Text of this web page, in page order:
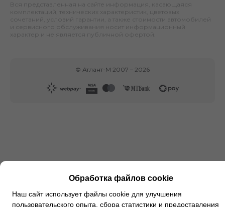
Вся представленная на сайте информация, касающаяся
комплектаций, технических характеристик, цветовых
сочетаний, условий гарантии, а также стоимости автомобилей
и сервисного обслуживания носит информационный
характер и не является публичной офертой.
© Атлант-М 2007 – 2026
Обработка файлов cookie
Наш сайт использует файлы cookie для улучшения
пользовательского опыта, сбора статистики и предоставления